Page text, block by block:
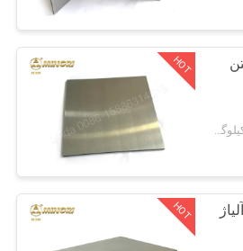
تنگستن
HOT
USD+49~69+KG MOQ:1 کیلوگرم
HOT